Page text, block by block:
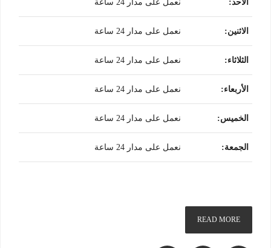
الأحد: نعمل على مدار 24 ساعة
الاثنين: نعمل على مدار 24 ساعة
الثلاثاء: نعمل على مدار 24 ساعة
الأربعاء: نعمل على مدار 24 ساعة
الخميس: نعمل على مدار 24 ساعة
الجمعة: نعمل على مدار 24 ساعة
READ MORE